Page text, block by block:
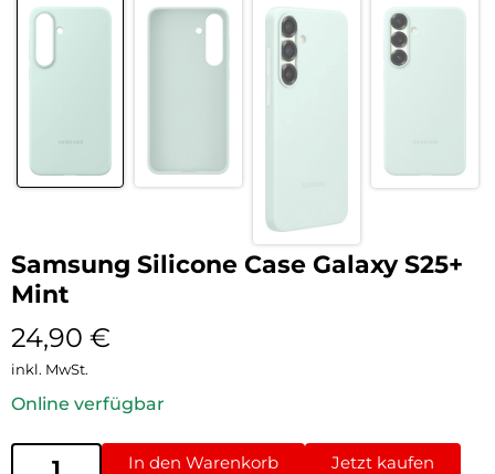
Samsung Silicone Case Galaxy S25+
Mint
24,90 €
inkl. MwSt.
Online verfügbar
In den Warenkorb Jetzt kaufen